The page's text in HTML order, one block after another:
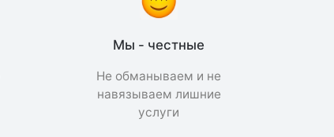
Мы - честные
Не обманываем и не
навязываем лишние
услуги